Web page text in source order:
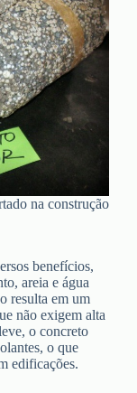
na construção
benefícios,
areia e água
resulta em um
não exigem alta
o concreto
o que
edificações.